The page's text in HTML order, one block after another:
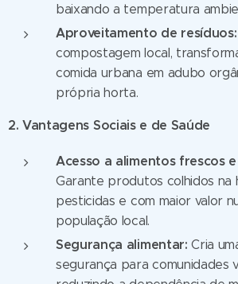
baixando a temperatura
Aproveitamento de resíduos:
compostagem local,
comida urbana em adubo
própria horta.
2. Vantagens Sociais e de Saúde
Acesso a alimentos frescos
Garante produtos colhidos na
pesticidas e com maior valor
população local.
Segurança alimentar: Cria
segurança para comunidades